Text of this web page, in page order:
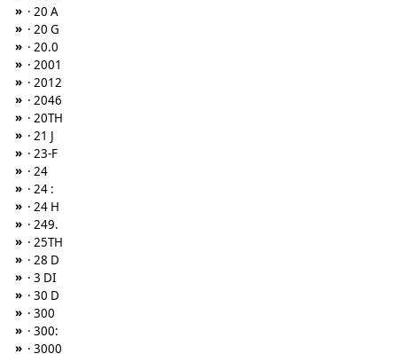
» · 20 A
» · 20 G
» · 20.0
» · 2001
» · 2012
» · 2046
» · 20TH
» · 21 J
» · 23-F
» · 24
» · 24 :
» · 24 H
» · 249.
» · 25TH
» · 28 D
» · 3 DI
» · 30 D
» · 300
» · 300:
» · 3000